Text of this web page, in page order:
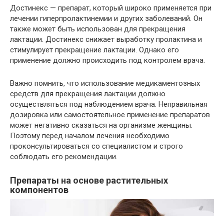
Достинекс — препарат, который широко применяется при
лечении гиперпролактинемии и других заболеваний. Он
также может быть использован для прекращения
лактации. Достинекс снижает выработку пролактина и
стимулирует прекращение лактации. Однако его
применение должно происходить под контролем врача.
Важно помнить, что использование медикаментозных
средств для прекращения лактации должно
осуществляться под наблюдением врача. Неправильная
дозировка или самостоятельное применение препаратов
может негативно сказаться на организме женщины.
Поэтому перед началом лечения необходимо
проконсультироваться со специалистом и строго
соблюдать его рекомендации.
Препараты на основе растительных
компонентов